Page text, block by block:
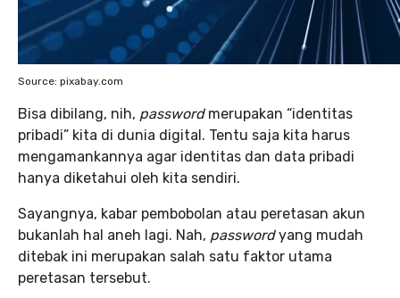
Source: pixabay.com
Bisa dibilang, nih, passwordmerupakan “identitas
pribadi” kita di dunia digital. Tentu saja kita harus
mengamankannya agar identitas dan data pribadi
hanya diketahui oleh kita sendiri.
Sayangnya, kabar pembobolan atau peretasan akun
bukanlah hal aneh lagi. Nah, passwordyang mudah
ditebak ini merupakan salah satu faktor utama
peretasan tersebut.